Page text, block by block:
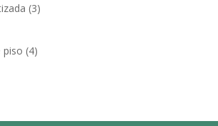
(3)
piso (4)